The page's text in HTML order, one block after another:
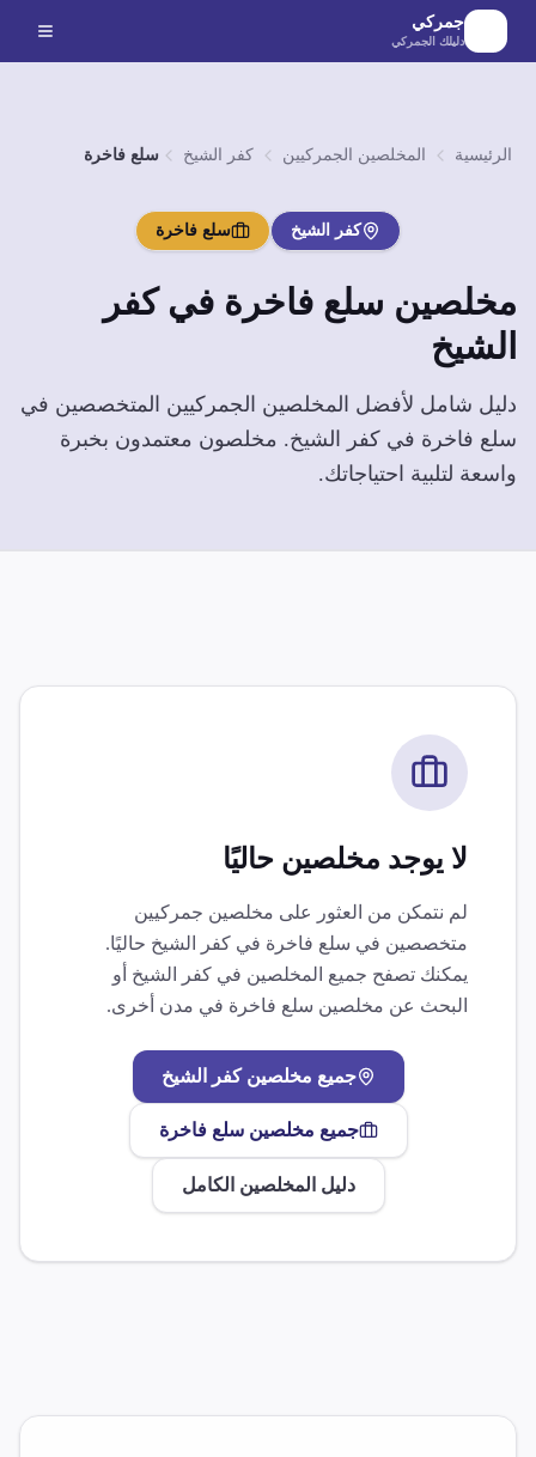
الانتقال إلى المحتوى الرئيسي
جمركي
دليلك الجمركي
الرئيسية المخلصين الجمركيين كفر الشيخ سلع فاخرة
كفر الشيخ سلع فاخرة
مخلصين سلع فاخرة فيكفر
الشيخ
دليل شامل لأفضل المخلصين الجمركيين المتخصصين في
سلع فاخرة في كفر الشيخ. مخلصون معتمدون بخبرة
واسعة لتلبية احتياجاتك.
لا يوجد مخلصين حاليًا
لم نتمكن من العثور على مخلصين جمركيين
متخصصين في سلع فاخرة في كفر الشيخ حاليًا.
يمكنك تصفح جميع المخلصين في كفر الشيخ أو
البحث عن مخلصين سلع فاخرة في مدن أخرى.
جميع مخلصينكفر الشيخ
جميع مخلصينسلع فاخرة
دليل المخلصين الكامل